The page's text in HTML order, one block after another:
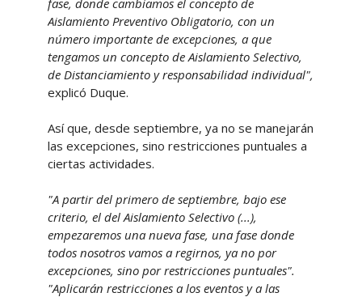
fase, donde cambiamos el concepto de
Aislamiento Preventivo Obligatorio, con un
número importante de excepciones, a que
tengamos un concepto de Aislamiento Selectivo,
de Distanciamiento y responsabilidad individual",
explicó Duque.
Así que, desde septiembre, ya no se manejarán
las excepciones, sino restricciones puntuales a
ciertas actividades.
"A partir del primero de septiembre, bajo ese
criterio, el del Aislamiento Selectivo (...),
empezaremos una nueva fase, una fase donde
todos nosotros vamos a regirnos, ya no por
excepciones, sino por restricciones puntuales".
"Aplicarán restricciones a los eventos y a las